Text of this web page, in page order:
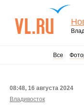
Все
08:48, 16 августа 2024
Владивосток